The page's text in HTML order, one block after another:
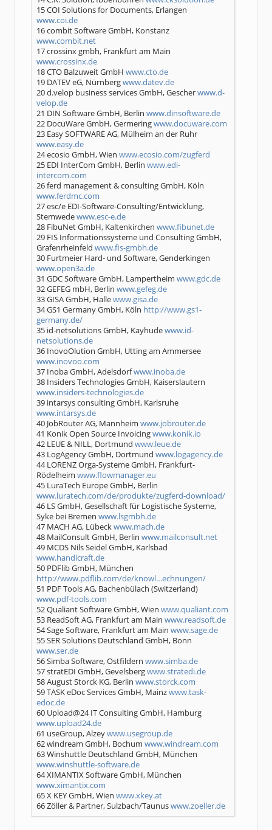
15 COI Solutions for Documents, Erlangen
www.coi.de
16 combit Software GmbH, Konstanz
www.combit.net
17 crossinx gmbh, Frankfurt am Main
www.crossinx.de
18 CTO Balzuweit GmbH www.cto.de
19 DATEV eG, Nürnbergwww.datev.de
20 d.velop business services GmbH, Gescherwww.d-
velop.de
21 DIN Software GmbH, Berlin www.dinsoftware.de
22 DocuWare GmbH, Germeringwww.docuware.com
23 Easy SOFTWARE AG, Mülheim an der Ruhr
www.easy.de
24 ecosio GmbH, Wien www.ecosio.com/zugferd
25 EDI InterCom GmbH, Berlin www.edi-
intercom.com
26 ferd management & consulting GmbH, Köln
www.ferdmc.com
27 esc/e EDI-Software-Consulting/Entwicklung,
Stemwedewww.esc-e.de
28 FibuNet GmbH, Kaltenkirchen www.fibunet.de
29 FIS Informationssysteme und Consulting GmbH,
Grafenrheinfeld www.fis-gmbh.de
30 Furtmeier Hard- und Software, Genderkingen
www.open3a.de
31 GDC Software GmbH, Lampertheim www.gdc.de
32 GEFEG mbH, Berlin www.gefeg.de
33 GISA GmbH, Hallewww.gisa.de
34 GS1 Germany GmbH, Köln http://www.gs1-
germany.de/
35 id-netsolutions GmbH, Kayhudewww.id-
netsolutions.de
36 InovoOlution GmbH, Utting am Ammersee
www.inovoo.com
37 Inoba GmbH, Adelsdorfwww.inoba.de
38 Insiders Technologies GmbH, Kaiserslautern
www.insiders-technologies.de
39 intarsys consulting GmbH, Karlsruhe
www.intarsys.de
40 JobRouter AG, Mannheim www.jobrouter.de
41 Konik Open Source Invoicingwww.konik.io
42 LEUE & NILL, Dortmund www.leue.de
43 LogAgency GmbH, Dortmund www.logagency.de
44 LORENZ Orga-Systeme GmbH, Frankfurt-
Rödelheim www.flowmanager.eu
45 LuraTech Europe GmbH, Berlin
www.luratech.com/de/produkte/zugferd-download/
46 LS GmbH, Gesellschaft für Logistische Systeme,
Syke bei Bremen www.lsgmbh.de
47 MACH AG, Lübeckwww.mach.de
48 MailConsult GmbH, Berlin www.mailconsult.net
49 MCDS Nils Seidel GmbH, Karlsbad
www.handicraft.de
50 PDFlib GmbH, München
http://www.pdflib.com/de/knowl…echnungen/
51 PDF Tools AG, Bachenbülach (Switzerland)
www.pdf-tools.com
52 Qualiant Software GmbH, Wien www.qualiant.com
53 ReadSoft AG, Frankfurt am Main www.readsoft.de
54 Sage Software, Frankfurt am Main www.sage.de
55 SER Solutions Deutschland GmbH, Bonn
www.ser.de
56 Simba Software, Ostfildern www.simba.de
57 stratEDI GmbH, Gevelsbergwww.stratedi.de
58 August Storck KG, Berlin www.storck.com
59 TASK eDoc Services GmbH, Mainzwww.task-
edoc.de
60 Upload@24 IT Consulting GmbH, Hamburg
www.upload24.de
61 useGroup, Alzeywww.usegroup.de
62 windream GmbH, Bochum www.windream.com
63 Winshuttle Deutschland GmbH, München
www.winshuttle-software.de
64 XIMANTIX Software GmbH, München
www.ximantix.com
65 X KEY GmbH, Wien www.xkey.at
66 Zöller & Partner, Sulzbach/Taunuswww.zoeller.de